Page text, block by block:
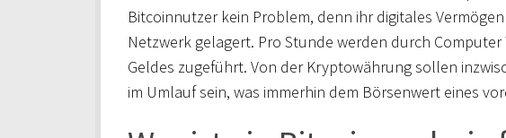
Bitcoinnutzer kein Problem, denn ihr digitales
Netzwerk gelagert. Pro Stunde werden durch
Geldes zugeführt. Von der Kryptowährung sollen
im Umlauf sein, was immerhin dem Börsenwert eines